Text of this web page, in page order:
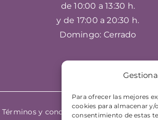
Para ofrecer las mejores
cookies para almacenar
consentimiento de estas
de 10:00 a 13:30 h.
y de 17:00 a 20:30 h.
Domingo: Cerrado
Términos y condiciones| Sitio web